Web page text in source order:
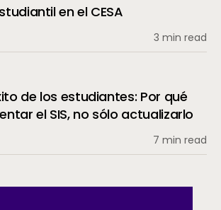
en el CESA
3 min read
de los estudiantes: Por qué
el SIS, no sólo actualizarlo
7 min read